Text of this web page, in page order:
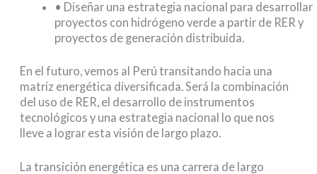
• Diseñar una estrategia nacional para desarrollar
proyectos con hidrógeno verde a partir de RER y
proyectos de generación distribuida.
En el futuro, vemos al Perú transitando hacia una
matriz energética diversificada. Será la combinación
del uso de RER, el desarrollo de instrumentos
tecnológicos y una estrategia nacional lo que nos
lleve a lograr esta visión de largo plazo.
La transición energética es una carrera de largo